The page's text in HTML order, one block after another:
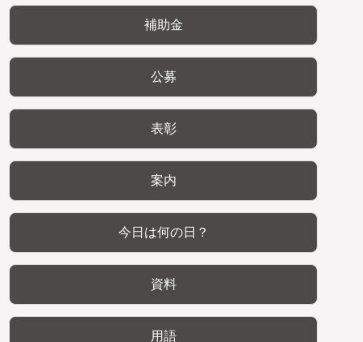
補助金
公募
表彰
案内
今日は何の日？
資料
用語